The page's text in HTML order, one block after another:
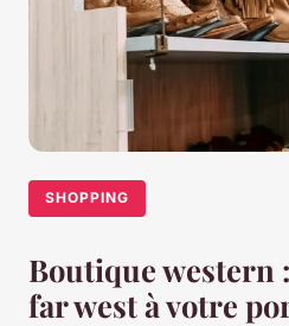
SHOPPING
Boutique western
far west à votre